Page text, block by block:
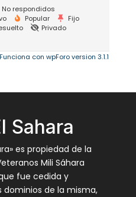
No respondidos
Popular
Fijo
Privado
Funciona con wpForo version 3.1.1
Sahara
es propiedad de la
Mili Sáhara
fue cedida y
dominios de la misma,